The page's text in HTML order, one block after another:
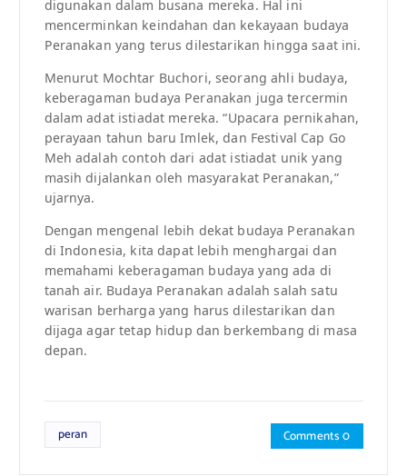
digunakan dalam busana mereka. Hal ini
mencerminkan keindahan dan kekayaan budaya
Peranakan yang terus dilestarikan hingga saat ini.
Menurut Mochtar Buchori, seorang ahli budaya,
keberagaman budaya Peranakan juga tercermin
dalam adat istiadat mereka. “Upacara pernikahan,
perayaan tahun baru Imlek, dan Festival Cap Go
Meh adalah contoh dari adat istiadat unik yang
masih dijalankan oleh masyarakat Peranakan,”
ujarnya.
Dengan mengenal lebih dekat budaya Peranakan
di Indonesia, kita dapat lebih menghargai dan
memahami keberagaman budaya yang ada di
tanah air. Budaya Peranakan adalah salah satu
warisan berharga yang harus dilestarikan dan
dijaga agar tetap hidup dan berkembang di masa
depan.
peran Comments 0